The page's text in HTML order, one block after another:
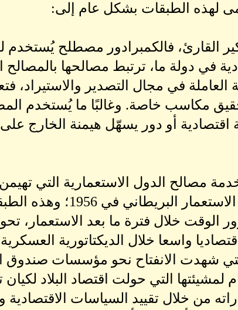
لهذه الطبقات بشكل عام إلى:
القارئ، فالكمبرادور مصطلح
في دولة ما، ترتبط مصالحها بالمصالح
العاملة في مجال التصدير والاستيراد،
مكاسب خاصة. وغالبًا ما يُستخدم
اقتصادية أو دور يسهّل هيمنة الخارج على
مصالح الدول الاستعمارية التي
الاقتصاد المحلى، وقد ورثت الحكم بعد جلاء
الوقت خلال فترة ما بعد الاستعمار،
واسعا خلال الديكتاتورية
خلال الفترة (1969-1985) التي شهدت الانفتاح نحو مؤسسات
التي حولت اقتصاد البلاد لكيان
من خلال تقييد السياسات الاقتصادية